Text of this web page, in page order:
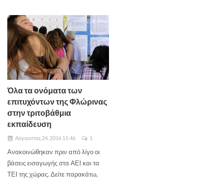
Όλα τα ονόματα των
επιτυχόντων της Φλώρινας
στην τριτοβάθμια
εκπαίδευση
Αύγουστος 24, 2016 11:46 1
Ανακοινώθηκαν πριν από λίγο οι
βάσεις εισαγωγής στα ΑΕΙ και τα
ΤΕΙ της χώρας. Δείτε παρακάτω,